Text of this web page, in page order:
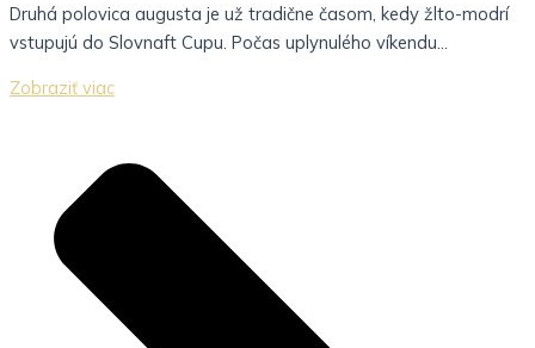
Druhá polovica augusta je už tradične časom, kedy žlto-modrí
vstupujú do Slovnaft Cupu. Počas uplynulého víkendu...
Zobraziť viac